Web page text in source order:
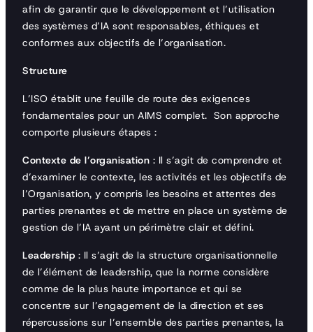
afin de garantir que le développement et l’utilisation
des systèmes d’IA sont responsables, éthiques et
conformes aux objectifs de l’organisation.
Structure
L’ISO établit une feuille de route des exigences
fondamentales pour un AIMS complet. Son approche
comporte plusieurs étapes :
Contexte de l’organisation : Il s’agit de comprendre et
d’examiner le contexte, les activités et les objectifs de
l’Organisation, y compris les besoins et attentes des
parties prenantes et de mettre en place un système de
gestion de l’IA ayant un périmètre clair et défini.
Leadership : Il s’agit de la structure organisationnelle
de l’élément de leadership, que la norme considère
comme de la plus haute importance et qui se
concentre sur l’engagement de la direction et ses
répercussions sur l’ensemble des parties prenantes, la